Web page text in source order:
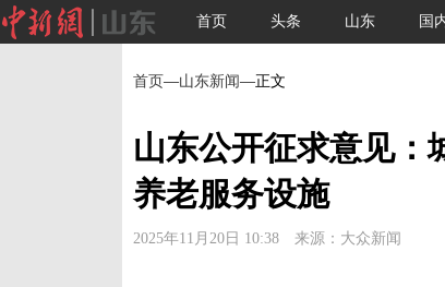
首页 头条 山东 国
首页—山东新闻—正文
山东公开征求意见：
养老服务设施
2025年11月20日 10:38 来源：大众新闻